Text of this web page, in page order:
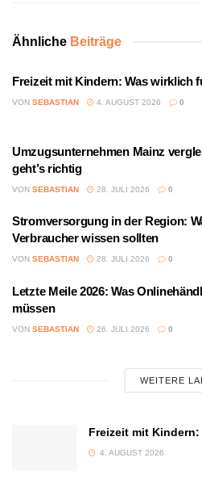
Ähnliche Beiträge
Freizeit mit Kindern: Was wirklich
VON SEBASTIAN 4. AUGUST 2026 0
Umzugsunternehmen Mainz
geht’s richtig
VON SEBASTIAN 28. JULI 2026 0
Stromversorgung in der Region:
Verbraucher wissen sollten
VON SEBASTIAN 28. JULI 2026 0
Letzte Meile 2026: Was
müssen
VON SEBASTIAN 26. JULI 2026 0
WEITERE
Freizeit mit
4. AUGUST 2026